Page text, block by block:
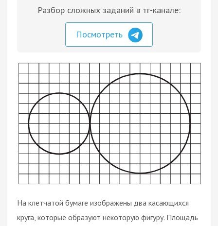
Разбор сложных заданий в тг-канале:
Посмотреть
На клетчатой бумаге изображены два касающихся
круга, которые образуют некоторую фигуру. Площадь